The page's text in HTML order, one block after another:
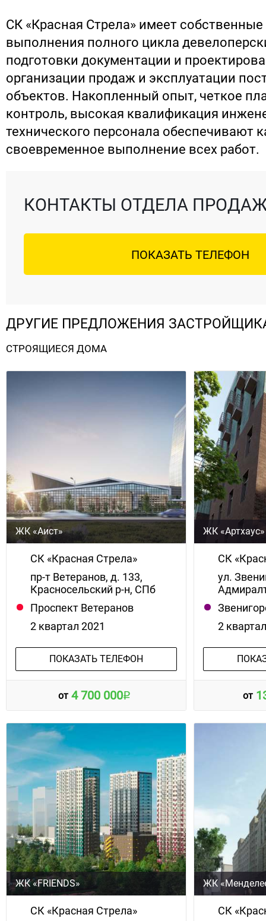
СК «Красная Стрела» имеет
выполнения полного цикла
подготовки документации и
организации продаж и эксплуатации
объектов. Накопленный опыт, четкое
контроль, высокая квалификация
технического персонала обеспечивают
своевременное выполнение всех работ.
КОНТАКТЫ ОТДЕЛА
ПОКАЗАТЬ ТЕЛЕФОН
ДРУГИЕ ПРЕДЛОЖЕНИЯ
СТРОЯЩИЕСЯ ДОМА
ЖК «Аист»
СК «Красная Стрела»
пр-т Ветеранов, д. 133,
Красносельский р-н, СПб
Проспект Ветеранов
2 квартал 2021
ПОКАЗАТЬ ТЕЛЕФОН
от 4 700 000
ЖК «Артхаус»
СК
ул.
2
от
ЖК «FRIENDS»
СК «Красная Стрела»
ЖК
СК